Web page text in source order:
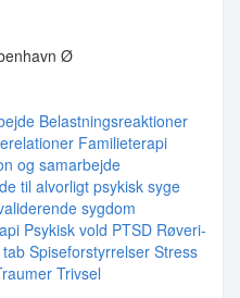
Ø
Belastningsreaktioner
Familieterapi
og samarbejde
til alvorligt psykisk syge
sygdom
Psykisk vold PTSD Røveri-
Spiseforstyrrelser Stress
Trivsel